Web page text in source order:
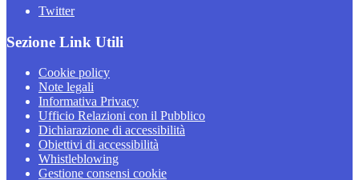
Twitter
Sezione Link Utili
Cookie policy
Note legali
Informativa Privacy
Ufficio Relazioni con il Pubblico
Dichiarazione di accessibilità
Obiettivi di accessibilità
Whistleblowing
Gestione consensi cookie